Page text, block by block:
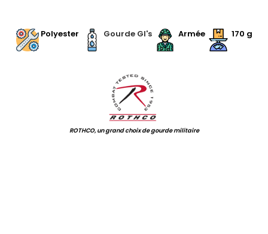
Polyester
Gourde GI's Armée 170 g
ROTHCO, un grand choix de gourde militaire